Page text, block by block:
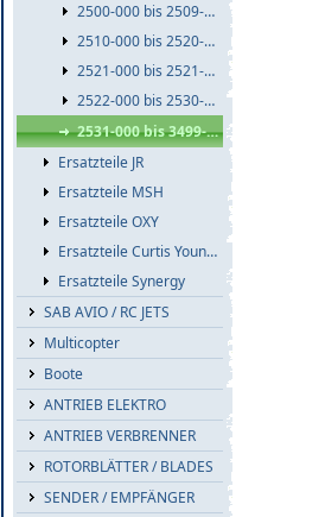
2500-000 bis 2509-999
2510-000 bis 2520-999
2521-000 bis 2521-999
2522-000 bis 2530-999
2531-000 bis 3499-999
Ersatzteile JR
Ersatzteile MSH
Ersatzteile OXY
Ersatzteile Curtis Youngblood
Ersatzteile Synergy
SAB AVIO / RC JETS
Multicopter
Boote
ANTRIEB ELEKTRO
ANTRIEB VERBRENNER
ROTORBLÄTTER / BLADES
SENDER / EMPFÄNGER